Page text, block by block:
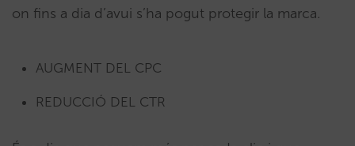
on fins a dia d’avui s’ha pogut protegir la marca.
AUGMENT DEL CPC
REDUCCIÓ DEL CTR